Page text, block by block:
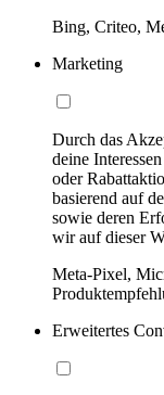
Bing, Criteo,
Marketing
Durch das
deine
oder
basierend auf
sowie deren
wir auf dieser
Meta-Pixel,
Erweitertes